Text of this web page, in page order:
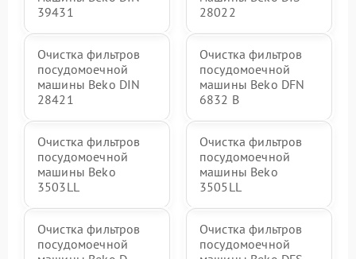
39431
28022
Очистка фильтров
посудомоечной
машины Beko DIN
28421
Очистка фильтров
посудомоечной
машины Beko DFN
6832 B
Очистка фильтров
посудомоечной
машины Beko
3503LL
Очистка фильтров
посудомоечной
машины Beko
3505LL
Очистка фильтров
посудомоечной
Очистка фильтров
посудомоечной